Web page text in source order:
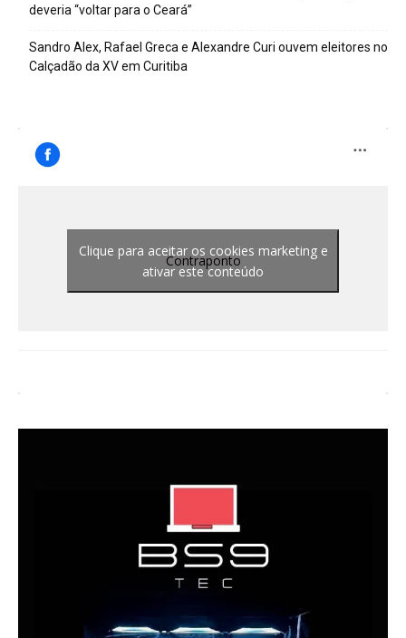
deveria “voltar para o Ceará”
Sandro Alex, Rafael Greca e Alexandre Curi ouvem eleitores no
Calçadão da XV em Curitiba
Contraponto
Clique para aceitar os cookies marketing e
ativar este conteúdo